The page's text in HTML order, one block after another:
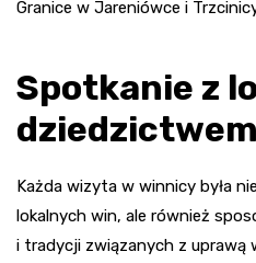
Granice w Jareniówce i
Spotkanie z
dziedzictwem
Każda wizyta w winnicy była
lokalnych win, ale również
i tradycji związanych z uprawą